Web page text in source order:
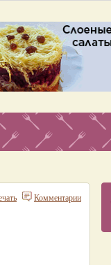
Комментарии